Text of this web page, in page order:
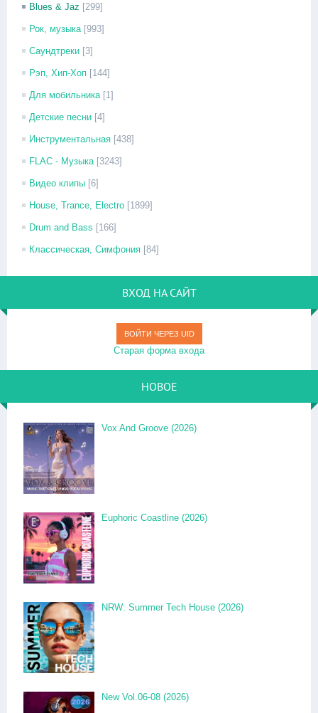
Blues & Jaz [299]
Рок, музыка [993]
Саундтреки [3]
Рэп, Хип-Хоп [144]
Для мобильника [1]
Детские песни [4]
Инструментальная [438]
FLAC - Музыка [3243]
Видео клипы [6]
House, Trance, Electro [1899]
Drum and Bass [166]
Классическая, Симфония [84]
ВХОД НА САЙТ
ВОЙТИ ЧЕРЕЗ UID
Старая форма входа
НОВОЕ
Vox And Groove (2026)
Euphoric Coastline (2026)
NRW: Summer Tech House (2026)
New Vol.06-08 (2026)